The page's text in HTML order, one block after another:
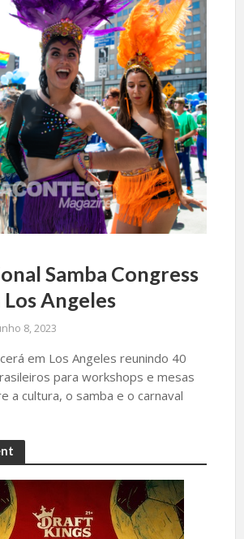
Samba Congress
Angeles
8, 2023
em Los Angeles reunindo 40
para workshops e mesas
a cultura, o samba e o carnaval